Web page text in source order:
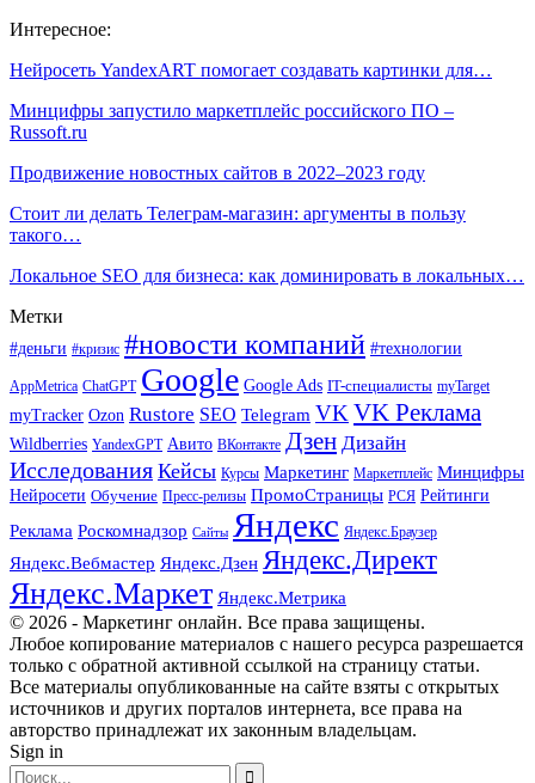
Интересное:
Нейросеть YandexART помогает создавать картинки для…
Минцифры запустило маркетплейс российского ПО –
Russoft.ru
Продвижение новостных сайтов в 2022–2023 году
Стоит ли делать Телеграм-магазин: аргументы в пользу
такого…
Локальное SEO для бизнеса: как доминировать в локальных…
Метки
#деньги #кризис #новости компаний #технологии
AppMetrica ChatGPT Google Google Ads IT-специалисты myTarget
myTracker Ozon Rustore SEO Telegram VK VK Реклама
Wildberries YandexGPT Авито ВКонтакте Дзен Дизайн
Исследования Кейсы Курсы Маркетинг Маркетплейс Минцифры
Нейросети Обучение Пресс-релизы ПромоСтраницы РСЯ Рейтинги
Реклама Роскомнадзор Сайты Яндекс Яндекс.Браузер
Яндекс.Вебмастер Яндекс.Дзен Яндекс.Директ
Яндекс.Маркет Яндекс.Метрика
© 2026 - Маркетинг онлайн. Все права защищены.
Любое копирование материалов с нашего ресурса разрешается
только с обратной активной ссылкой на страницу статьи.
Все материалы опубликованные на сайте взяты с открытых
источников и других порталов интернета, все права на
авторство принадлежат их законным владельцам.
Sign in